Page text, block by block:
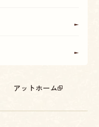
アットホーム